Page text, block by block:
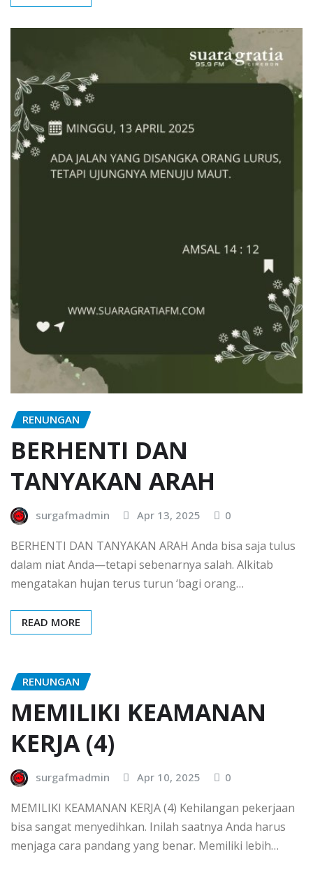
RENUNGAN
BERHENTI DAN
TANYAKAN ARAH
surgafmadmin Apr 13, 2025 0
BERHENTI DAN TANYAKAN ARAH Anda bisa saja tulus
dalam niat Anda—tetapi sebenarnya salah. Alkitab
mengatakan hujan terus turun ‘bagi orang…
READ MORE
RENUNGAN
MEMILIKI KEAMANAN
KERJA (4)
surgafmadmin Apr 10, 2025 0
MEMILIKI KEAMANAN KERJA (4) Kehilangan pekerjaan
bisa sangat menyedihkan. Inilah saatnya Anda harus
menjaga cara pandang yang benar. Memiliki lebih…